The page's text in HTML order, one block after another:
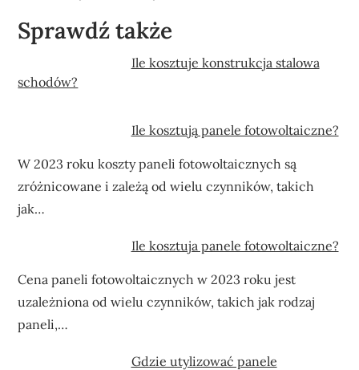
Sprawdź także
Ile kosztuje konstrukcja stalowa
schodów?
Ile kosztują panele fotowoltaiczne?
W 2023 roku koszty paneli fotowoltaicznych są
zróżnicowane i zależą od wielu czynników, takich
jak…
Ile kosztuja panele fotowoltaiczne?
Cena paneli fotowoltaicznych w 2023 roku jest
uzależniona od wielu czynników, takich jak rodzaj
paneli,…
Gdzie utylizować panele